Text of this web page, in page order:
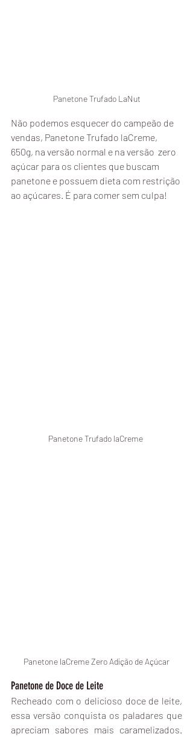
Panetone Trufado LaNut
Não podemos esquecer do campeão de
vendas, Panetone Trufado laCreme,
650g, na versão normal e na versão  zero
açúcar para os clientes que buscam
panetone e possuem dieta com restrição
ao açúcares. É para comer sem culpa!
Panetone Trufado laCreme
Panetone laCreme Zero Adição de Açúcar
Panetone de Doce de Leite
Recheado com o delicioso doce de leite,
essa versão conquista os paladares que
apreciam sabores mais caramelizados.